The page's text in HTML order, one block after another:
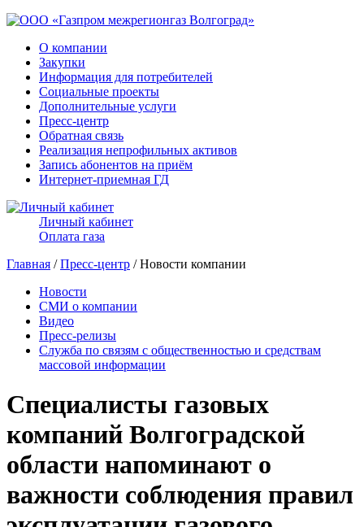
О компании
Закупки
Информация для потребителей
Социальные проекты
Дополнительные услуги
Пресс-центр
Обратная связь
Реализация непрофильных активов
Запись абонентов на приём
Интернет-приемная ГД
Личный кабинет
Оплата газа
Главная /Пресс-центр / Новости компании
Новости
СМИ о компании
Видео
Пресс-релизы
Служба по связям с общественностью и средствам
массовой информации
Специалисты газовых
компаний Волгоградской
области напоминают о
важности соблюдения правил